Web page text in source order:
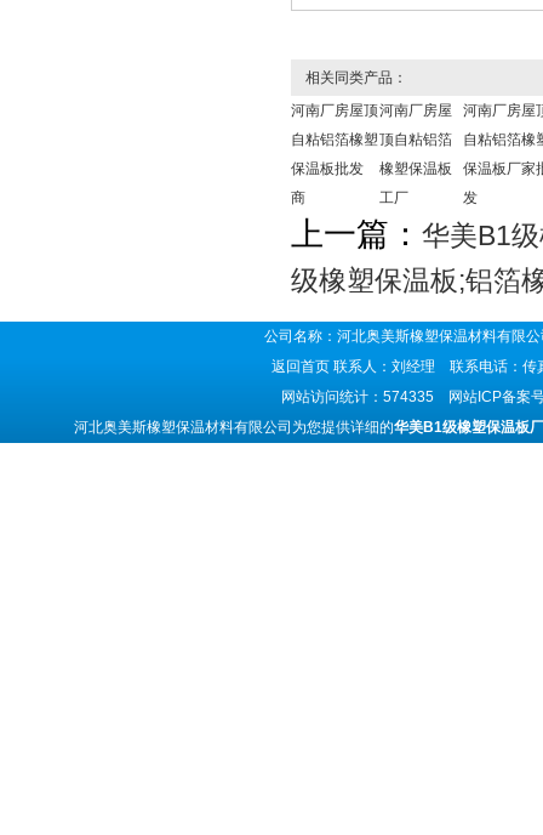
相关同类产品：
河南厂房屋顶
自粘铝箔橡塑
保温板批发
商
河南厂房屋
顶自粘铝箔
橡塑保温板
工厂
河南厂房屋
自粘铝箔橡
保温板厂家
发
上一篇： 华美B1
级橡塑保温板;铝箔
公司名称：河北奥美斯橡塑保温材料有
返回首页 联系人：刘经理 联系电话：
网站访问统计：574335 网站ICP备案
河北奥美斯橡塑保温材料有限公司为您提供详细的华美B1级橡塑保温板